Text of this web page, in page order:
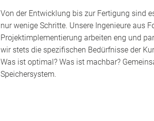
Von der Entwicklung bis zur Fertigung sind
nur wenige Schritte. Unsere Ingenieure aus
Projektimplementierung arbeiten eng und
wir stets die spezifischen Bedürfnisse der
Was ist optimal? Was ist machbar?
Speichersystem.